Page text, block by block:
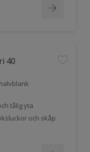
40
tålig yta
och skåp